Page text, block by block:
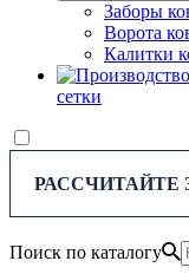
Заборы
Ворота
Калитки
сетки
РАССЧИТАЙТЕ
Поиск по каталогу